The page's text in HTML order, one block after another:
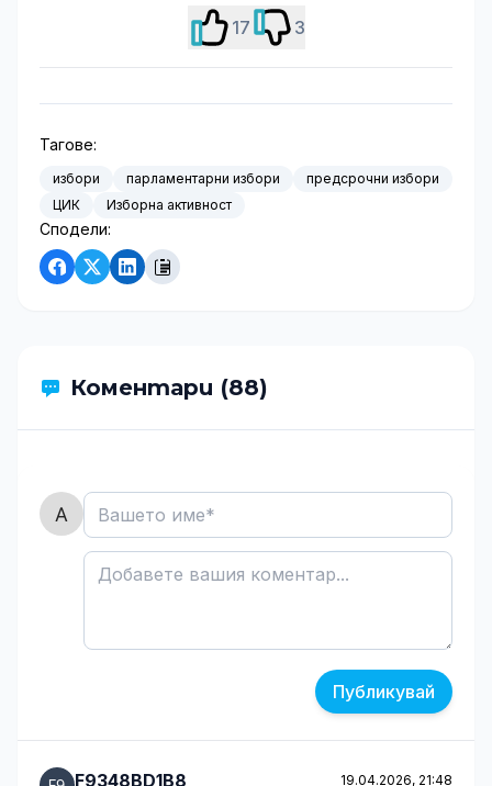
17 3
Тагове:
избори парламентарни избори
предсрочни избори
ЦИК
Изборна активност
Сподели:
Коментари (88)
Публикувай
F9348BD1B8 19.04.2026, 21:48